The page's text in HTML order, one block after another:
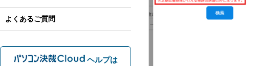
よくあるご質問
ヘルプは